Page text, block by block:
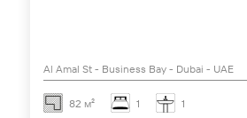
Al Amal St - Business Bay - Dubai - UAE
82 м² 1 1